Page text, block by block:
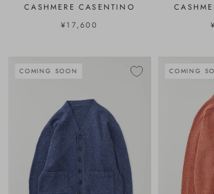
CASHMERE CASENTINO
¥17,600
COMING SOON COMING